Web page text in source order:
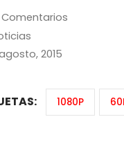
agosto, 2015
1080P